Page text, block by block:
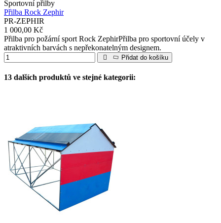
Sportovní přilby
Přilba Rock Zephir
PR-ZEPHIR
1 000,00 Kč
Přilba pro požární sport Rock ZephirPřilba pro sportovní účely v
atraktivních barvách s nepřekonatelným designem.
Přidat do košíku
13 dalších produktů ve stejné kategorii: